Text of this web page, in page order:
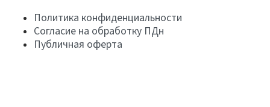
Политика конфиденциальности
Согласие на обработку ПДн
Публичная оферта